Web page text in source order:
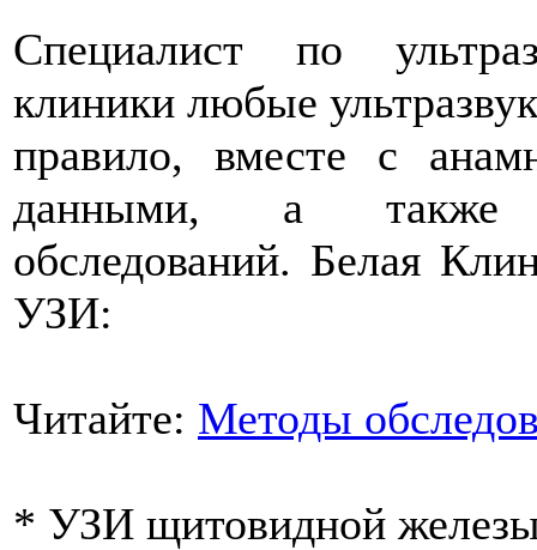
Специалист по
клиники любые
правило, вместе с
данными, а также
обследований. Белая
УЗИ:
Читайте: Методы
* УЗИ щитовидной